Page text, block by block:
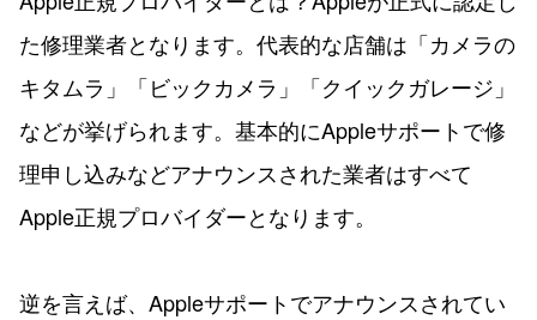
た修理業者となります。代表的な店舗は「カメラの
キタムラ」「ビックカメラ」「クイックガレージ」
などが挙げられます。基本的にAppleサポートで修
理申し込みなどアナウンスされた業者はすべて
Apple正規プロバイダーとなります。
逆を言えば、Appleサポートでアナウンスされてい